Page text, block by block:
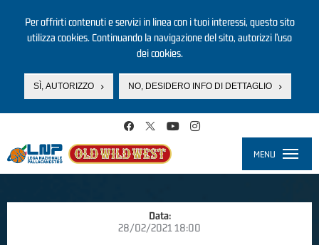
Per offrirti contenuti e servizi in linea con i tuoi interessi, questo sito
utilizza cookies. Continuando la navigazione del sito, autorizzi l’uso
dei cookies.
SÌ, AUTORIZZO NO, DESIDERO INFO DI DETTAGLIO
MENU
Data:
28/02/2021 18:00